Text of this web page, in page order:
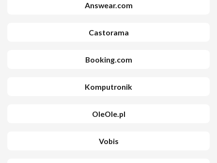
Answear.com
Castorama
Booking.com
Komputronik
OleOle.pl
Vobis